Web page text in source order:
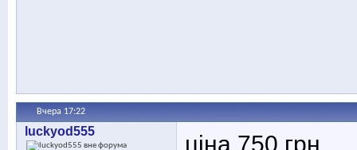
Вчера 17:22
luckyod555 ціна 750 грн